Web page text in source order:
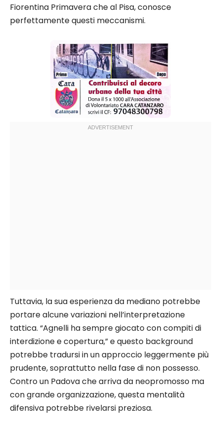
Fiorentina Primavera che al Pisa, conosce
perfettamente questi meccanismi.
Tuttavia, la sua esperienza da mediano potrebbe
portare alcune variazioni nell’interpretazione
tattica. “Agnelli ha sempre giocato con compiti di
interdizione e copertura,” e questo background
potrebbe tradursi in un approccio leggermente più
prudente, soprattutto nella fase di non possesso.
Contro un Padova che arriva da neopromosso ma
con grande organizzazione, questa mentalità
difensiva potrebbe rivelarsi preziosa.